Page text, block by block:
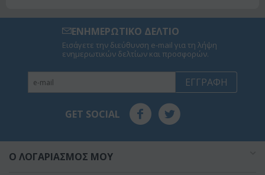
ΕΝΗΜΕΡΩΤΙΚΟ ΔΕΛΤΙΟ
Εισάγετε την διεύθυνση e-mail για τη λήψη
ενημερωτικών δελτίων και προσφορών.
ΕΓΓΡΑΦΉ
GET SOCIAL
O ΛΟΓΑΡΙΑΣΜΌΣ ΜΟΥ